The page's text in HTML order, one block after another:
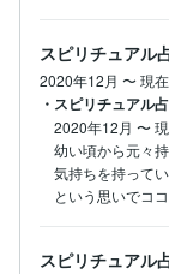
スピリチュアル
2020年12月 〜現在
・スピリチュアル
2020年12月 〜
幼い頃から元々
気持ちを持って
という思いでココ
スピリチュアル